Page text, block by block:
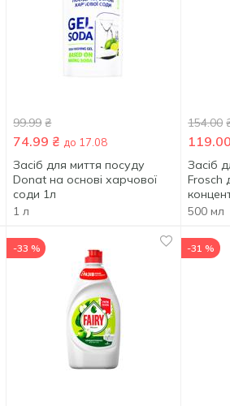
99.99 ₴
74.99 ₴ до 17.08
Засіб для миття посуду
Donat на основі харчової
соди 1л
1 л
154.00
119.00
Засіб
Frosch
500 мл
-33 % -31 %